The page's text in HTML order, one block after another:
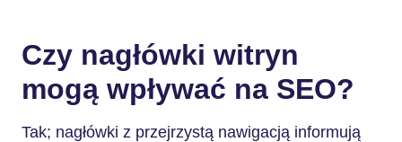
Czy nagłówki witryn
mogą wpływać na SEO?
Tak; nagłówki z przejrzystą nawigacją informują